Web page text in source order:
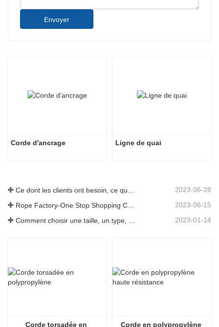
Envoyer
Corde d'ancrage Ligne de quai
2023-06-28
2023-06-15
Comment choisir une taille, un type, une longueur de corde d'ancrage et plus encore ? 2023-01-14
Corde torsadée en Corde en polypropylène